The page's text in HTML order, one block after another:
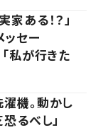
ある！？」
セー
私が行きた
機。動かし
るべし」